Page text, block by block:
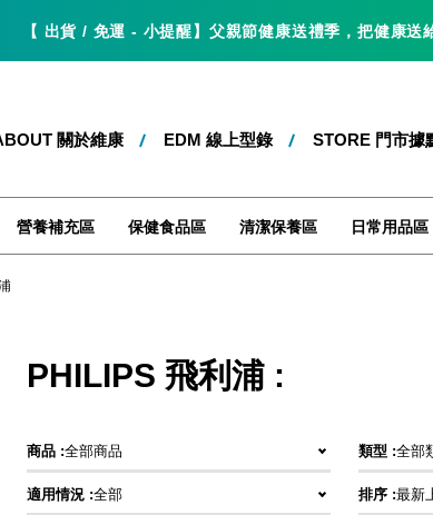
出貨 / 免運 - 小提醒】父親節健康送禮季，把健康送給
關於維康
EDM 線上型錄 STORE 門市據
營養補充區 保健食品區 清潔保養區 日常用品區
PHILIPS 飛利浦 :
商品 :全部商品 類型 :全部
適用情況 :全部 排序 :最新